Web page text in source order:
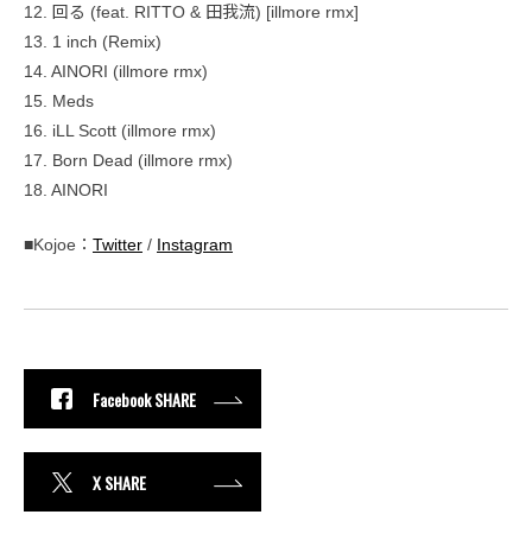
12. 回る (feat. RITTO & 田我流) [illmore rmx]
13. 1 inch (Remix)
14. AINORI (illmore rmx)
15. Meds
16. iLL Scott (illmore rmx)
17. Born Dead (illmore rmx)
18. AINORI
■Kojoe： Twitter / Instagram
Facebook SHARE
X SHARE